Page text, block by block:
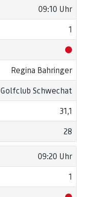
09:10 Uhr
1
Regina Bahringer
Golfclub Schwechat
31,1
28
09:20 Uhr
1